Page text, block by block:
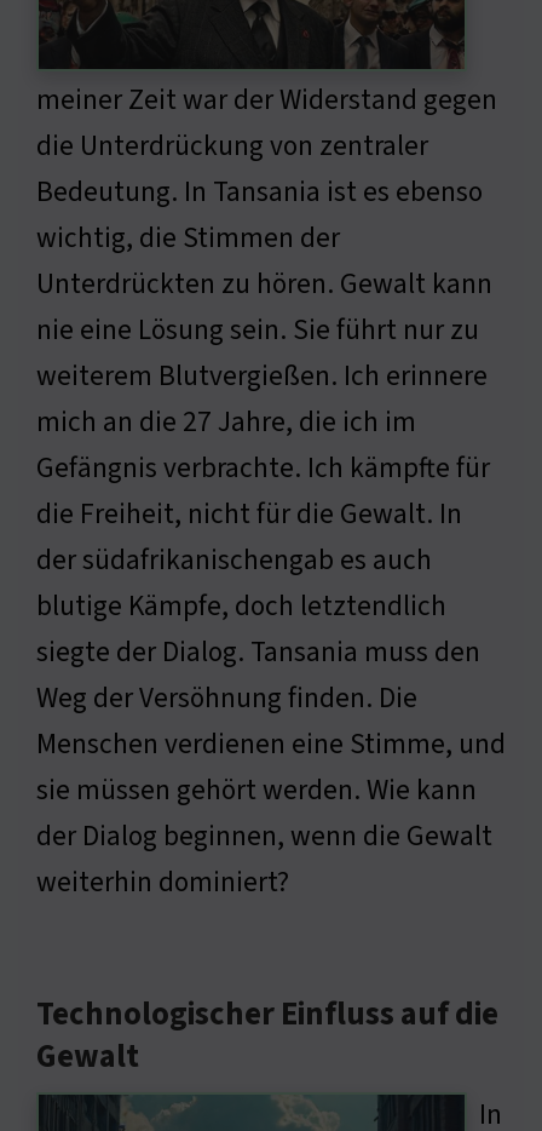
meiner Zeit war der Widerstand gegen
die Unterdrückung von zentraler
Bedeutung. In Tansania ist es ebenso
wichtig, die Stimmen der
Unterdrückten zu hören. Gewalt kann
nie eine Lösung sein. Sie führt nur zu
weiterem Blutvergießen. Ich erinnere
mich an die 27 Jahre, die ich im
Gefängnis verbrachte. Ich kämpfte für
die Freiheit, nicht für die Gewalt. In
der südafrikanischengab es auch
blutige Kämpfe, doch letztendlich
siegte der Dialog. Tansania muss den
Weg der Versöhnung finden. Die
Menschen verdienen eine Stimme, und
sie müssen gehört werden. Wie kann
der Dialog beginnen, wenn die Gewalt
weiterhin dominiert?
Technologischer Einfluss auf die
Gewalt
In